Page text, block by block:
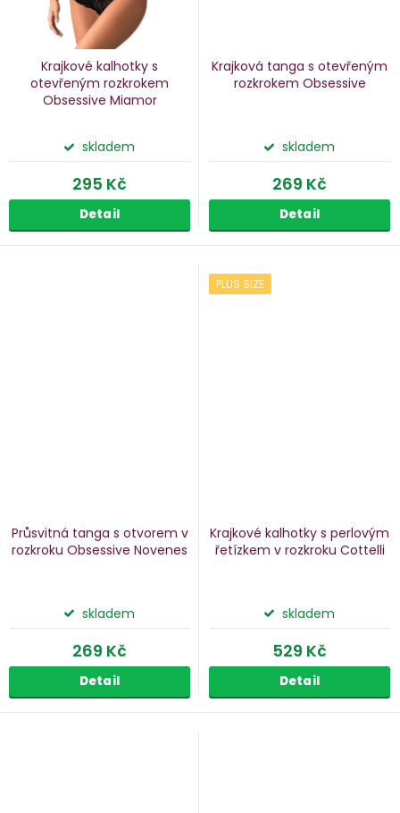
Krajkové kalhotky s
otevřeným rozkrokem
Obsessive Miamor
skladem
295 Kč
Detail
Krajková tanga s otevřeným
rozkrokem Obsessive
skladem
269 Kč
Detail
Průsvitná tanga s otvorem v
rozkroku Obsessive Novenes
skladem
269 Kč
Detail
PLUS SIZE
Krajkové kalhotky s perlovým
řetízkem v rozkroku Cottelli
skladem
529 Kč
Detail